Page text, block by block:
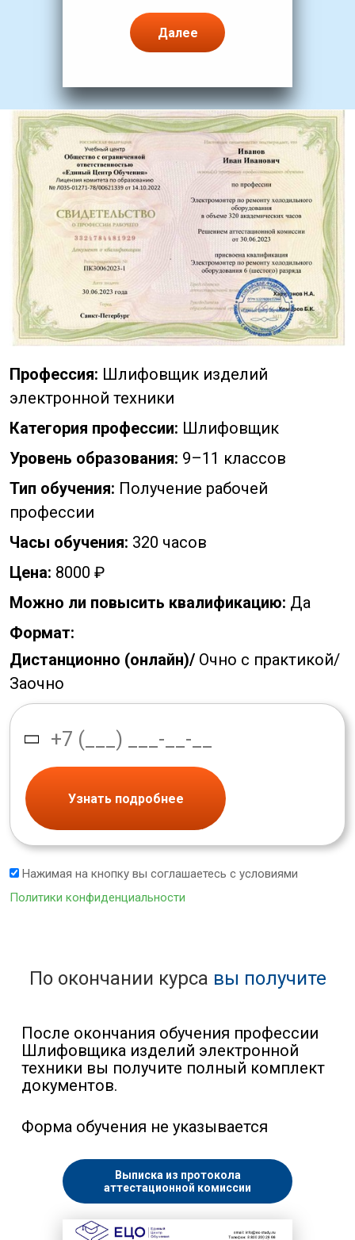
Далее
Профессия: Шлифовщик изделий
электронной техники
Категория профессии: Шлифовщик
Уровень образования: 9–11 классов
Тип обучения: Получение рабочей
профессии
Часы обучения: 320 часов
Цена: 8000 ₽
Можно ли повысить квалификацию: Да
Формат:
Дистанционно (онлайн)/ Очно с практикой/
Заочно
Узнать подробнее
Нажимая на кнопку вы соглашаетесь с условиями
Политики конфиденциальности
По окончании курса вы получите
После окончания обучения профессии
Шлифовщика изделий электронной
техники вы получите полный комплект
документов.
Форма обучения не указывается
Выписка из протокола
аттестационной комиссии